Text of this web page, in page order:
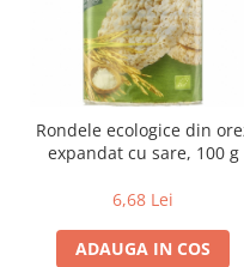
Crenvursti si pateu din
Pateu bio si creme vegetale
Sosuri bio
Produse din tomate
Ketchup bio
Sucuri si bauturi bio
Lapte bio si bauturi vegetale
Rondele ecologice din
expandat cu sare, 100 g
6,68 Lei
ADAUGA IN COS